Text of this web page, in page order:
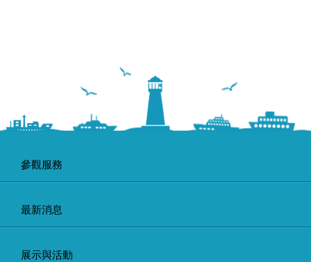
參觀服務
最新消息
展示與活動